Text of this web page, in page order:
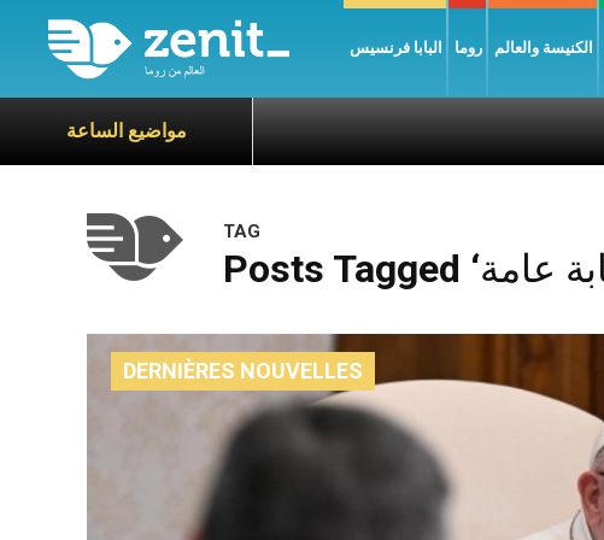
البابا فرنسيس روما الكنيسة والعالم
مواضيع الساعة
TAG
DERNIÈRES NOUVELLES